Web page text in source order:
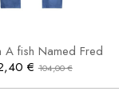
A fish Named Fred
€104,00 €
32 34
Añadir al carrito